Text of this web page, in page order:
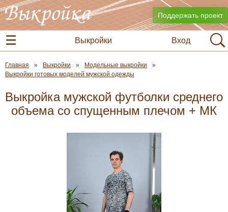
Поддержать проект
Вход
Выкройки
Главная Выкройки
Модельные выкройки
Выкройки готовых моделей мужской одежды
Выкройка мужской футболки среднего
объема со спущенным плечом + МК